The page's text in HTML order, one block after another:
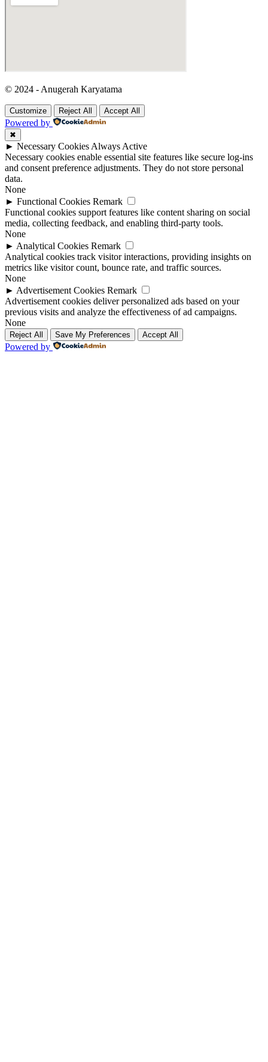
© 2024 - Anugerah Karyatama
Customize Reject All Accept All
Powered by
✖
► Necessary CookiesAlways Active
Necessary cookies enable essential site features like secure log-ins
and consent preference adjustments. They do not store personal
data.
None
► Functional Cookies Remark
Functional cookies support features like content sharing on social
media, collecting feedback, and enabling third-party tools.
None
► Analytical Cookies Remark
Analytical cookies track visitor interactions, providing insights on
metrics like visitor count, bounce rate, and traffic sources.
None
► Advertisement Cookies Remark
Advertisement cookies deliver personalized ads based on your
previous visits and analyze the effectiveness of ad campaigns.
None
Reject All Save My Preferences Accept All
Powered by